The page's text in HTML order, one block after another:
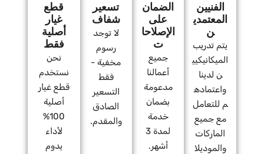
الفنيين
المعتمدي
ن
يتم تدريب
الميكانيكيي
ن لدينا
واعتماده
م للتعامل
مع جميع
الماركات
والموديلا
الضمان
على
الإصلاحا
ت
جميع
أعمالنا
مدعومة
بضمان
خدمة
لمدة 3
أشهر.
تسعير
شفاف
لا توجد
رسوم
مخفية -
فقط
التسعير
الصادق
والمقدم.
قطع
غيار
أصلية
فقط
نحن
نستخدم
قطع غيار
أصلية
100%
لأداء
يدوم